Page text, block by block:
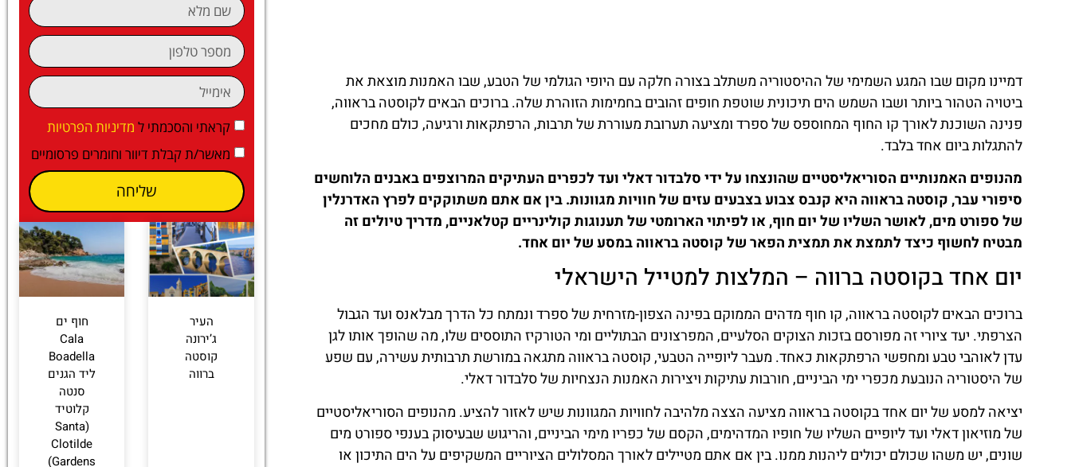
דמיינו מקום שבו המגע השמימי של ההיסטוריה משתלב בצורה חלקה עם היופי הגולמי של הטבע, שבו האמנות מוצאת את
ביטויה הטהור ביותר ושבו השמש הים תיכונית שוטפת חופים זהובים בחמימות הזוהרת שלה. ברוכים הבאים לקוסטה בראווה,
פנינה השוכנת לאורך קו החוף המחוספס של ספרד ומציעה תערובת מעוררת של תרבות, הרפתקאות ורגיעה, כולם מחכים
להתגלות ביום אחד בלבד.
מהנופים האמנותיים הסוריאליסטיים שהונצחו על ידי סלבדור דאלי ועד לכפרים העתיקים המרוצפים באבנים הלוחשים
סיפורי עבר, קוסטה בראווה היא קנבס צבוע בצבעים עזים של חוויות מגוונות. בין אם אתם משתוקקים לפרץ האדרנלין
של ספורט מים, לאושר השליו של יום חוף, או לפיתוי הארומטי של תענוגות קולינריים קטלאניים, מדריך טיולים זה
מבטיח לחשוף כיצד לתמצת את תמצית הפאר של קוסטה בראווה במסע של יום אחד.
יום אחד בקוסטה ברווה – המלצות למטייל הישראלי
ברוכים הבאים לקוסטה בראווה, קו חוף מדהים הממוקם בפינה הצפון-מזרחית של ספרד ונמתח כל הדרך מבלאנס ועד הגבול
הצרפתי. יעד ציורי זה מפורסם בזכות הצוקים הסלעיים, המפרצונים הבתוליים ומי הטורקיז התוססים שלו, מה שהופך אותו לגן
עדן לאוהבי טבע ומחפשי הרפתקאות כאחד. מעבר ליופייה הטבעי, קוסטה בראווה מתגאה במורשת תרבותית עשירה, עם שפע
של היסטוריה הנובעת מכפרי ימי הביניים, חורבות עתיקות ויצירות האמנות הנצחיות של סלבדור דאלי.
יציאה למסע של יום אחד בקוסטה בראווה מציעה הצצה מלהיבה לחוויות המגוונות שיש לאזור להציע. מהנופים הסוריאליסטיים
של מוזיאון דאלי ועד ליופיים השליו של חופיו המדהימים, הקסם של כפריו מימי הביניים, והריגוש שבעיסוק בענפי ספורט מים
שונים, יש משהו שכולם יכולים ליהנות ממנו. בין אם אתם מטיילים לאורך המסלולים הציוריים המשקיפים על הים התיכון או
קראתי והסכמתי ל מדיניות הפרטיות
מאשר/ת קבלת דיוור וחומרים פרסומיים
שליחה
העיר
ג’ירונה
קוסטה
ברווה
חוף ים
Cala
Boadella
ליד הגנים
סנטה
קלוטיד
(Santa
Clotilde
Gardens)